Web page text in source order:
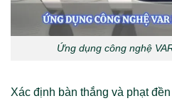
Ứng dụng công nghệ
Xác định bàn thắng và phạt đền